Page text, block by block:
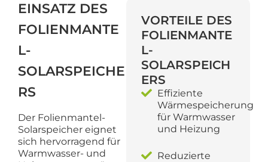
EINSATZ DES
FOLIENMANTE
L-
SOLARSPEICHE
RS
Der Folienmantel-
Solarspeicher eignet
sich hervorragend für
Warmwasser- und
VORTEILE DES
FOLIENMANTE
L-
SOLARSPEICH
ERS
Effiziente
Wärmespeicherung
für Warmwasser
und Heizung
Reduzierte